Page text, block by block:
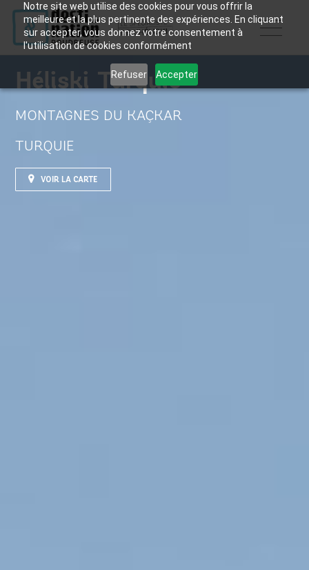
Notre site web utilise des cookies pour vous offrir la
meilleure et la plus pertinente des expériences. En cliquant
sur accepter, vous donnez votre consentement à
l'utilisation de cookies conformément
Refuser Accepter
Héliski Turquie
MONTAGNES DU KAÇKAR
TURQUIE
VOIR LA CARTE